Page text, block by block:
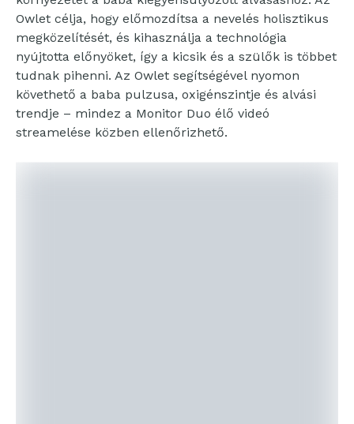
Owlet célja, hogy előmozdítsa a nevelés holisztikus
megközelítését, és kihasználja a technológia
nyújtotta előnyöket, így a kicsik és a szülők is többet
tudnak pihenni. Az Owlet segítségével nyomon
követhető a baba pulzusa, oxigénszintje és alvási
trendje – mindez a Monitor Duo élő videó
streamelése közben ellenőrizhető.